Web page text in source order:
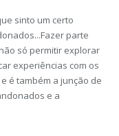
sinto um certo
parte
só permitir explorar
experiências com os
é também a junção de
e a